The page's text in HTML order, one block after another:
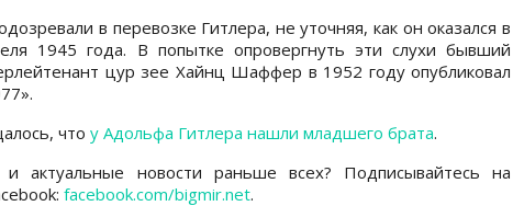
в перевозке Гитлера, не уточняя, как он оказался в
1945 года. В попытке опровергнуть эти слухи бывший
цур зее Хайнц Шаффер в 1952 году опубликовал
что у Адольфа Гитлера нашли младшего брата.
актуальные новости раньше всех? Подписывайтесь на
facebook.com/bigmir.net.